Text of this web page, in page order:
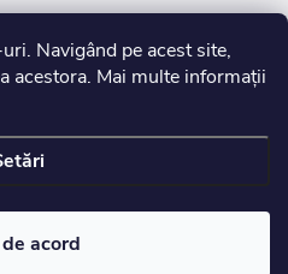
Navigând pe acest site,
acestora. Mai multe informații
acord
. Toate drepturile rezervate.